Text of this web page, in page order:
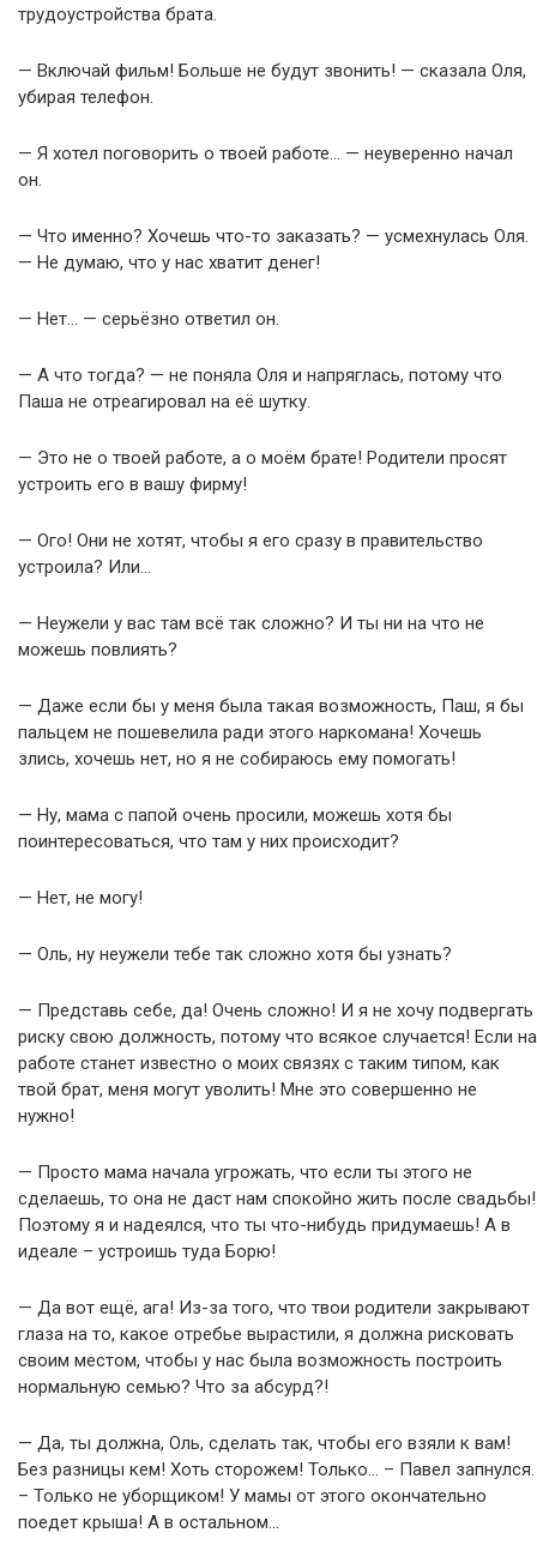
трудоустройства брата.
— Включай фильм! Больше не будут звонить! — сказала Оля,
убирая телефон.
— Я хотел поговорить о твоей работе… — неуверенно начал
он.
— Что именно? Хочешь что-то заказать? — усмехнулась Оля.
— Не думаю, что у нас хватит денег!
— Нет… — серьёзно ответил он.
— А что тогда? — не поняла Оля и напряглась, потому что
Паша не отреагировал на её шутку.
— Это не о твоей работе, а о моём брате! Родители просят
устроить его в вашу фирму!
— Ого! Они не хотят, чтобы я его сразу в правительство
устроила? Или…
— Неужели у вас там всё так сложно? И ты ни на что не
можешь повлиять?
— Даже если бы у меня была такая возможность, Паш, я бы
пальцем не пошевелила ради этого наркомана! Хочешь
злись, хочешь нет, но я не собираюсь ему помогать!
— Ну, мама с папой очень просили, можешь хотя бы
поинтересоваться, что там у них происходит?
— Нет, не могу!
— Оль, ну неужели тебе так сложно хотя бы узнать?
— Представь себе, да! Очень сложно! И я не хочу подвергать
риску свою должность, потому что всякое случается! Если на
работе станет известно о моих связях с таким типом, как
твой брат, меня могут уволить! Мне это совершенно не
нужно!
— Просто мама начала угрожать, что если ты этого не
сделаешь, то она не даст нам спокойно жить после свадьбы!
Поэтому я и надеялся, что ты что-нибудь придумаешь! А в
идеале – устроишь туда Борю!
— Да вот ещё, ага! Из-за того, что твои родители закрывают
глаза на то, какое отребье вырастили, я должна рисковать
своим местом, чтобы у нас была возможность построить
нормальную семью? Что за абсурд?!
— Да, ты должна, Оль, сделать так, чтобы его взяли к вам!
Без разницы кем! Хоть сторожем! Только… – Павел запнулся.
– Только не уборщиком! У мамы от этого окончательно
поедет крыша! А в остальном…